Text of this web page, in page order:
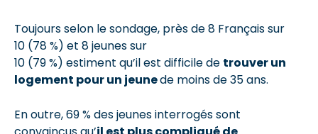
Toujours selon le sondage, près de 8 Français sur
10 (78 %) et 8 jeunes sur
10 (79 %) estiment qu’il est difficile de trouver un
logement pour un jeunede moins de 35 ans.
En outre, 69 % des jeunes interrogés sont